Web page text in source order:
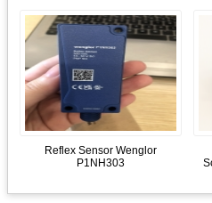
Reflex Sensor Wenglor
P1NH303